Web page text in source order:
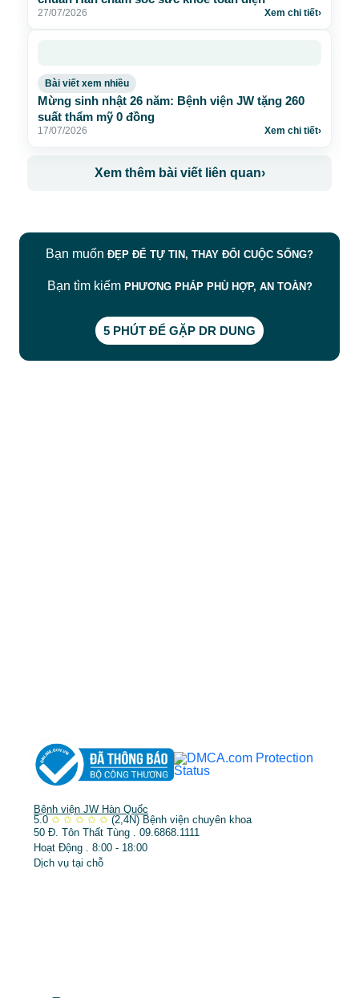
27/07/2026 Xem chi tiết›
Bài viết xem nhiều
Mừng sinh nhật 26 năm: Bệnh viện JW tặng 260
suất thẩm mỹ 0 đồng
17/07/2026 Xem chi tiết›
Xem thêm bài viết liên quan›
Bạn muốn ĐẸP ĐỂ TỰ TIN, THAY ĐỔI CUỘC SỐNG?
Bạn tìm kiếm PHƯƠNG PHÁP PHÙ HỢP, AN TOÀN?
5 PHÚT ĐỂ GẶP DR DUNG
Bệnh viện JW Hàn Quốc
5.0 ✩ ✩ ✩ ✩ ✩ (2,4N) Bệnh viện chuyên khoa
50 Đ. Tôn Thất Tùng . 09.6868.1111
Hoạt Động . 8:00 - 18:00
Dịch vụ tại chỗ